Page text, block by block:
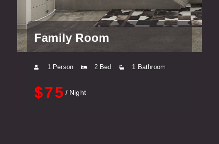
Family Room
1 Person 2 Bed 1 Bathroom
$75 / Night